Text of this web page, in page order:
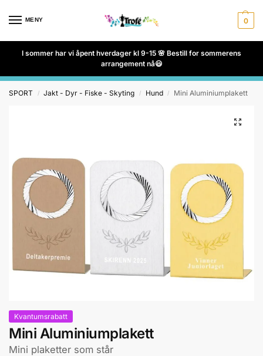
MENY 0
I sommer har vi åpent hverdager kl 9-15 🌸 Bestill for sommerens
arrangement nå😃
SPORT / Jakt - Dyr - Fiske - Skyting / Hund / Mini Aluminiumplakett
Kvantumsrabatt
Mini Aluminiumplakett
Mini plaketter som står